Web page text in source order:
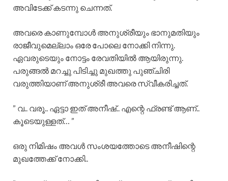
അവിടേക്ക് കടന്നു ചെന്നത്.
അവരെ കാണുമ്പോൾ അനുശ്രീയും ഭാനുമതിയും
രാജീവുമെല്ലാം ഒരേ പോലെ നോക്കി നിന്നു.
ഏവരുടെയും നോട്ടം രേവതിയിൽ ആയിരുന്നു.
പരുങ്ങൽ മറച്ചു പിടിച്ചു മുഖത്തു പുഞ്ചിരി
വരുത്തിയാണ് അനുശ്രീ അവരെ സ്വീകരിച്ചത്.
” വ.. വരൂ.. ഏട്ടാ ഇത് അനീഷ്.. എന്റെ ഫ്രണ്ട് ആണ്..
കൂടെയുള്ളത്… ”
ഒരു നിമിഷം അവൾ സംശയത്തോടെ അനീഷിന്റെ
മുഖത്തേക്ക് നോക്കി..